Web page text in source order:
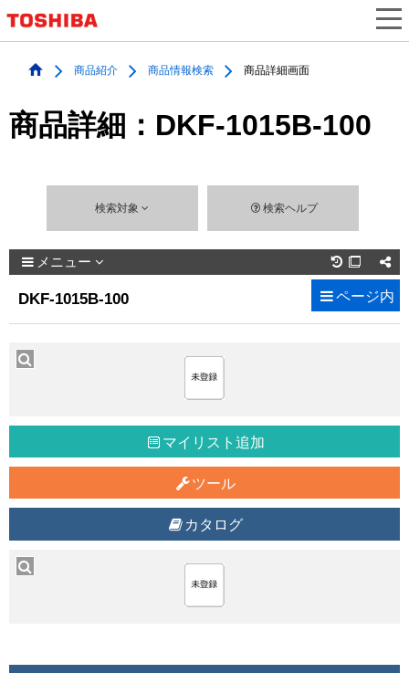
商品紹介 商品情報検索 商品詳細画面
商品詳細：DKF-1015B-100
検索対象 検索ヘルプ
メニュー 
DKF-1015B-100 ページ内
マイリスト追加
ツール
カタログ